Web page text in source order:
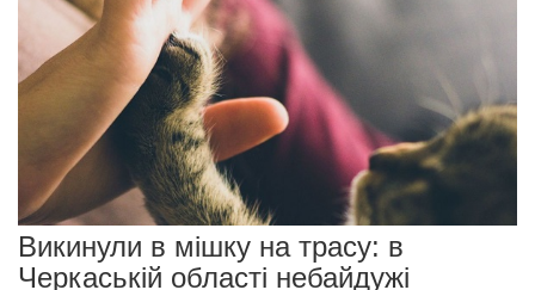
Викинули в мішку на трасу: в
Черкаській області небайдужі